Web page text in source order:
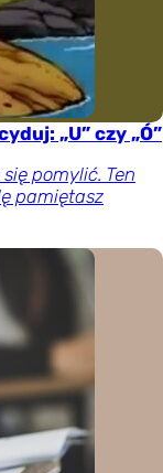
„U” czy „Ó”
się pomylić. Ten
pamiętasz